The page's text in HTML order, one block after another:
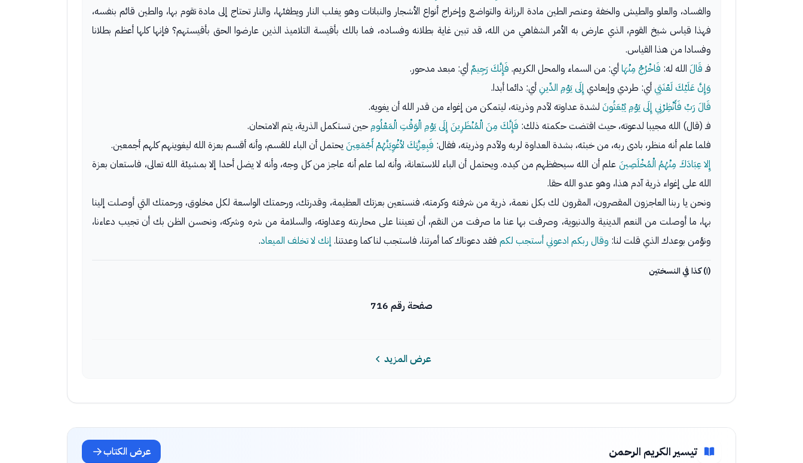
والفساد، والعلو والطيش والخفة وعنصر الطين مادة الرزانة والتواضع وإخراج أنواع الأشجار والنباتات وهو يغلب النار ويطفئها، والنار تحتاج إلى مادة تقوم بها، والطين قائم بنفسه،
فهذا قياس شيخ القوم، الذي عارض به الأمر الشفاهي من الله، قد تبين غاية بطلانه وفساده، فما بالك بأقيسة التلاميذ الذين عارضوا الحق بأقيستهم؟ فإنها كلها أعظم بطلانا
وفسادا من هذا القياس.
فـ قَالَ الله له: فَاخْرُجْ مِنْهَاأي: من السماء والمحل الكريم. فَإِنَّكَ رَجِيمٌأي: مبعد مدحور.
وَإِنَّ عَلَيْكَ لَعْنَتِيأي: طردي وإبعادي إِلَى يَوْمِ الدِّينِأي: دائما أبدا.
قَالَ رَبِّ فَأَنْظِرْنِي إِلَى يَوْمِ يُبْعَثُونَ لشدة عداوته لآدم وذريته، ليتمكن من إغواء من قدر الله أن يغويه.
فـ (قال) الله مجيبا لدعوته، حيث اقتضت حكمته ذلك: فَإِنَّكَ مِنَ الْمُنْظَرِينَ إِلَى يَوْمِ الْوَقْتِ الْمَعْلُومِحين تستكمل الذرية، يتم الامتحان.
فلما علم أنه منظر، بادى ربه، من خبثه، بشدة العداوة لربه ولآدم وذريته، فقال: فَبِعِزَّتِكَ لأغْوِيَنَّهُمْ أَجْمَعِينَ يحتمل أن الباء للقسم، وأنه أقسم بعزة الله ليغوينهم كلهم أجمعين.
إِلا عِبَادَكَ مِنْهُمُ الْمُخْلَصِينَ علم أن الله سيحفظهم من كيده. ويحتمل أن الباء للاستعانة، وأنه لما علم أنه عاجز من كل وجه، وأنه لا يضل أحدا إلا بمشيئة الله تعالى، فاستعان بعزة
الله على إغواء ذرية آدم هذا، وهو عدو الله حقا.
ونحن يا ربنا العاجزون المقصرون، المقرون لك بكل نعمة، ذرية من شرفته وكرمته، فنستعين بعزتك العظيمة، وقدرتك، ورحمتك الواسعة لكل مخلوق، ورحمتك التي أوصلت إلينا
بها، ما أوصلت من النعم الدينية والدنيوية، وصرفت بها عنا ما صرفت من النقم، أن تعيننا على محاربته وعداوته، والسلامة من شره وشركه، ونحسن الظن بك أن تجيب دعاءنا،
ونؤمن بوعدك الذي قلت لنا: وقال ربكم ادعوني أستجب لكم فقد دعوناك كما أمرتنا، فاستجب لنا كما وعدتنا. إنك لا تخلف الميعاد.
(١) كذا في النسختين
صفحة رقم 716
عرض المزيد
تيسير الكريم الرحمن عرض الكتاب